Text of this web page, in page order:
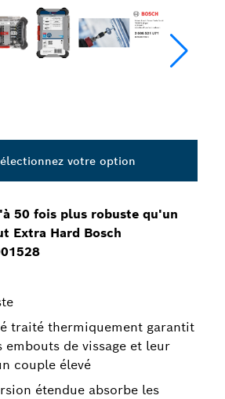
50 fois plus robuste qu'un
Extra Hard Bosch
traité thermiquement garantit
embouts de vissage et leur
couple élevé
étendue absorbe les
votre option